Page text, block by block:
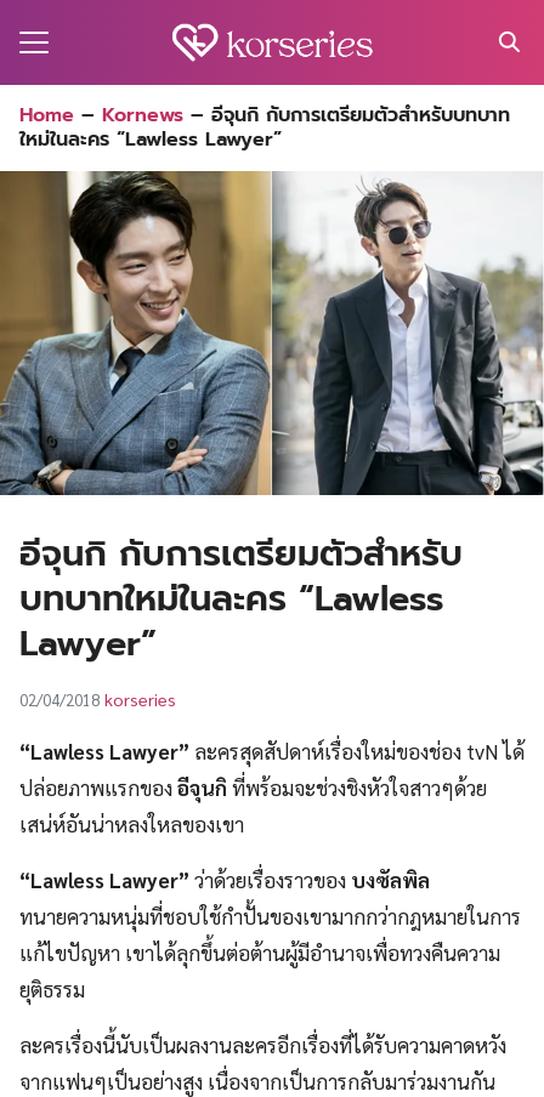
for:
Home – Kornews – อีจุนกิ กับการเตรียมตัวสำหรับบทบาท
ใหม่ในละคร “Lawless Lawyer”
อีจุนกิ กับการเตรียมตัวสำหรับ
บทบาทใหม่ในละคร “Lawless
Lawyer”
02/04/2018 korseries
“Lawless Lawyer” ละครสุดสัปดาห์เรื่องใหม่ของช่อง tvN ได้
ปล่อยภาพแรกของอีจุนกิ ที่พร้อมจะช่วงชิงหัวใจสาวๆด้วย
เสน่ห์อันน่าหลงใหลของเขา
“Lawless Lawyer” ว่าด้วยเรื่องราวของ บงซัลพิล
ทนายความหนุ่มที่ชอบใช้กำปั้นของเขามากกว่ากฎหมายในการ
แก้ไขปัญหา เขาได้ลุกขึ้นต่อต้านผู้มีอำนาจเพื่อทวงคืนความ
ยุติธรรม
ละครเรื่องนี้นับเป็นผลงานละครอีกเรื่องที่ได้รับความคาดหวัง
จากแฟนๆเป็นอย่างสูง เนื่องจากเป็นการกลับมาร่วมงานกัน